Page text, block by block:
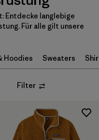
Entdecke langlebige
Für alle gilt unsere
Hoodies Sweaters
Filter